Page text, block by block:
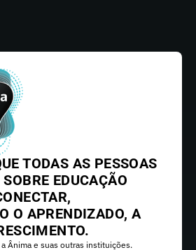
TODAS AS PESSOAS
EDUCAÇÃO
O APRENDIZADO, A
Ânima e suas outras instituições.